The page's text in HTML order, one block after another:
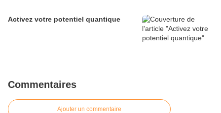
Activez votre potentiel quantique
Commentaires
Ajouter un commentaire